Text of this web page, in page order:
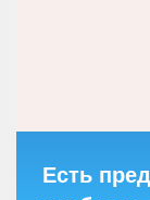
Есть